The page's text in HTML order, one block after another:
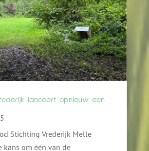
lanceert opnieuw een
Stichting Vrederijk Melle
kans om één van de